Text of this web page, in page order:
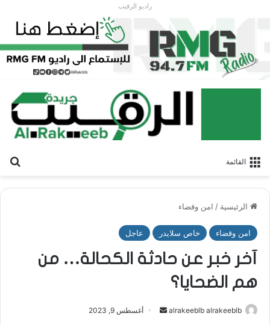
راديو الرقيب
القائمة
الرئيسية / امن وقضاء
امن وقضاء خاص سلايدر عاجل
آخر خبر عن حادثة الكحالة… من
هم الضحايا؟
alrakeeblb alrakeeblb
أرسل أغسطس 9, 2023